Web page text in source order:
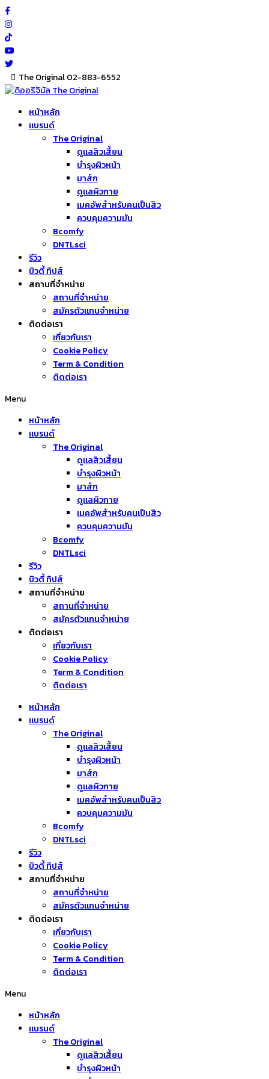
Skip
to
content
The Original 02-883-6552
หน้าหลัก
แบรนด์
The Original
ดูแลสิวเสี้ยน
บำรุงผิวหน้า
มาส์ก
ดูแลผิวกาย
เมคอัพสำหรับคนเป็นสิว
ควบคุมความมัน
Bcomfy
DNTLsci
รีวิว
บิวตี้ ทิปส์
สถานที่จำหน่าย
สถานที่จำหน่าย
สมัครตัวแทนจำหน่าย
ติดต่อเรา
เกี่ยวกับเรา
Cookie Policy
Term & Condition
ติดต่อเรา
Menu
หน้าหลัก
แบรนด์
The Original
ดูแลสิวเสี้ยน
บำรุงผิวหน้า
มาส์ก
ดูแลผิวกาย
เมคอัพสำหรับคนเป็นสิว
ควบคุมความมัน
Bcomfy
DNTLsci
รีวิว
บิวตี้ ทิปส์
สถานที่จำหน่าย
สถานที่จำหน่าย
สมัครตัวแทนจำหน่าย
ติดต่อเรา
เกี่ยวกับเรา
Cookie Policy
Term & Condition
ติดต่อเรา
หน้าหลัก
แบรนด์
The Original
ดูแลสิวเสี้ยน
บำรุงผิวหน้า
มาส์ก
ดูแลผิวกาย
เมคอัพสำหรับคนเป็นสิว
ควบคุมความมัน
Bcomfy
DNTLsci
รีวิว
บิวตี้ ทิปส์
สถานที่จำหน่าย
สถานที่จำหน่าย
สมัครตัวแทนจำหน่าย
ติดต่อเรา
เกี่ยวกับเรา
Cookie Policy
Term & Condition
ติดต่อเรา
Menu
หน้าหลัก
แบรนด์
The Original
ดูแลสิวเสี้ยน
บำรุงผิวหน้า